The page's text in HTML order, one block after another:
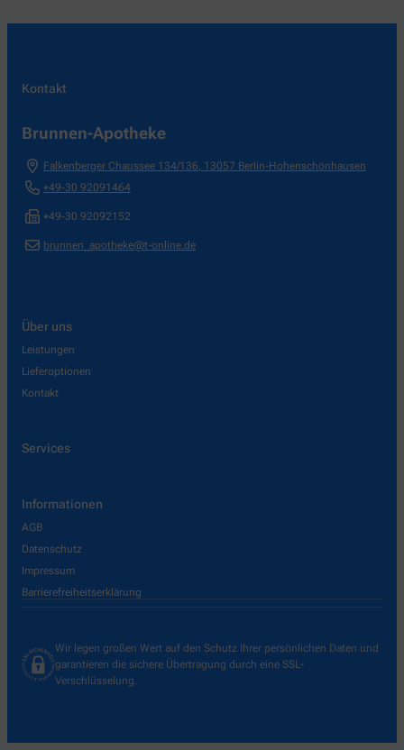
Kontakt
Brunnen-Apotheke
Falkenberger Chaussee 134/136, 13057 Berlin-Hohenschönhausen
+49-30 92091464
+49-30 92092152
brunnen_apotheke@t-online.de
Über uns
Leistungen
Lieferoptionen
Kontakt
Services
Informationen
AGB
Datenschutz
Impressum
Barrierefreiheitserklärung
Wir legen großen Wert auf den Schutz Ihrer persönlichen Daten und
garantieren die sichere Übertragung durch eine SSL-
Verschlüsselung.